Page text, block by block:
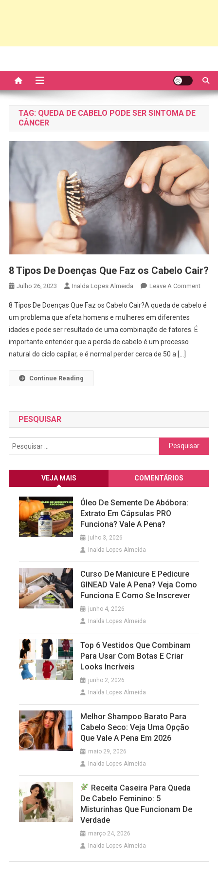
TAG: QUEDA DE CABELO PODE SER SINTOMA DE
CÂNCER
8 Tipos De Doenças Que Faz os Cabelo Cair?
Julho 26, 2023 Inalda Lopes Almeida Leave A CommentOn
Tipos
8 Tipos De Doenças Que Faz os Cabelo Cair?A queda de cabelo é
um problema que afeta homens e mulheres em diferentes
idades e pode ser resultado de uma combinação de fatores. É
importante entender que a perda de cabelo é um processo
natural do ciclo capilar, e é normal perder cerca de 50 a […]
Continue Reading
PESQUISAR
Pesquisar
por:
VEJA MAIS COMENTÁRIOS
Óleo De Semente De Abóbora:
Extrato Em Cápsulas PRO
Funciona? Vale A Pena?
julho 3, 2026
Inalda Lopes Almeida
Curso De Manicure E Pedicure
GINEAD Vale A Pena? Veja Como
Funciona E Como Se Inscrever
junho 4, 2026
Inalda Lopes Almeida
Top 6 Vestidos Que Combinam
Para Usar Com Botas E Criar
Looks Incríveis
junho 2, 2026
Inalda Lopes Almeida
Melhor Shampoo Barato Para
Cabelo Seco: Veja Uma Opção
Que Vale A Pena Em 2026
maio 29, 2026
Inalda Lopes Almeida
Receita Caseira Para Queda
De Cabelo Feminino: 5
Misturinhas Que Funcionam De
Verdade
março 24, 2026
Inalda Lopes Almeida